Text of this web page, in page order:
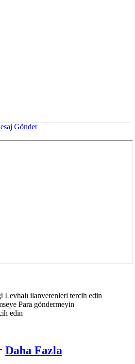
Gönder
Levhalı ilanverenleri tercih edin
Para göndermeyin
edin
Daha Fazla